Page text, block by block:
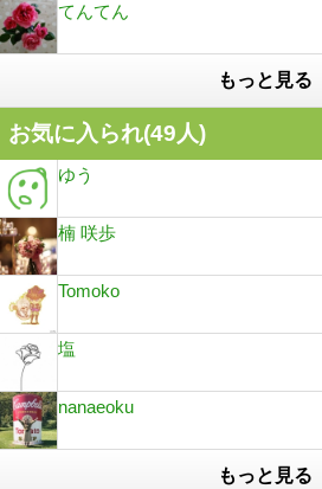
てんてん
もっと見る
お気に入られ(49人)
ゆう
楠 咲歩
Tomoko
塩
nanaeoku
もっと見る